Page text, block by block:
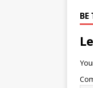
BE